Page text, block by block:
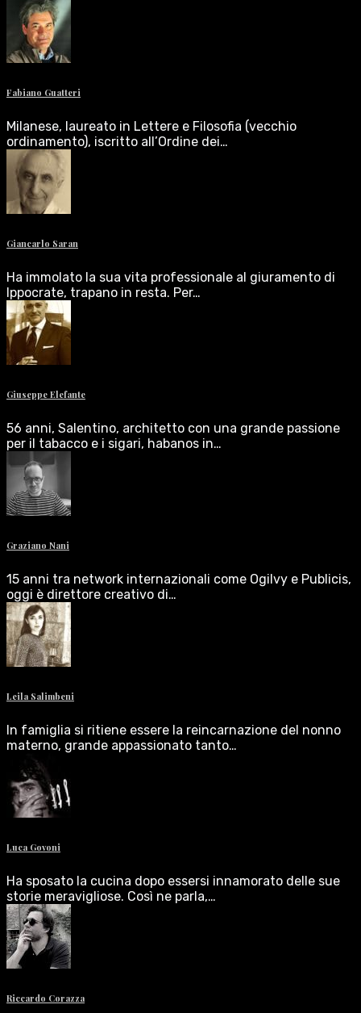
Fabiano Guatteri
Milanese, laureato in Lettere e Filosofia (vecchio
ordinamento), iscritto all’Ordine dei…
Giancarlo Saran
Ha immolato la sua vita professionale al giuramento di
Ippocrate, trapano in resta. Per…
Giuseppe Elefante
56 anni, Salentino, architetto con una grande passione
per il tabacco e i sigari, habanos in…
Graziano Nani
15 anni tra network internazionali come Ogilvy e Publicis,
oggi è direttore creativo di…
Leila Salimbeni
In famiglia si ritiene essere la reincarnazione del nonno
materno, grande appassionato tanto…
Luca Govoni
Ha sposato la cucina dopo essersi innamorato delle sue
storie meravigliose. Così ne parla,…
Riccardo Corazza